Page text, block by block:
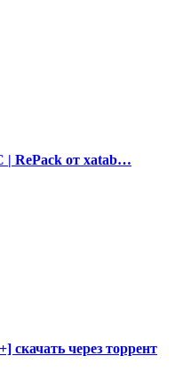
| RePack от xatab…
скачать через торрент